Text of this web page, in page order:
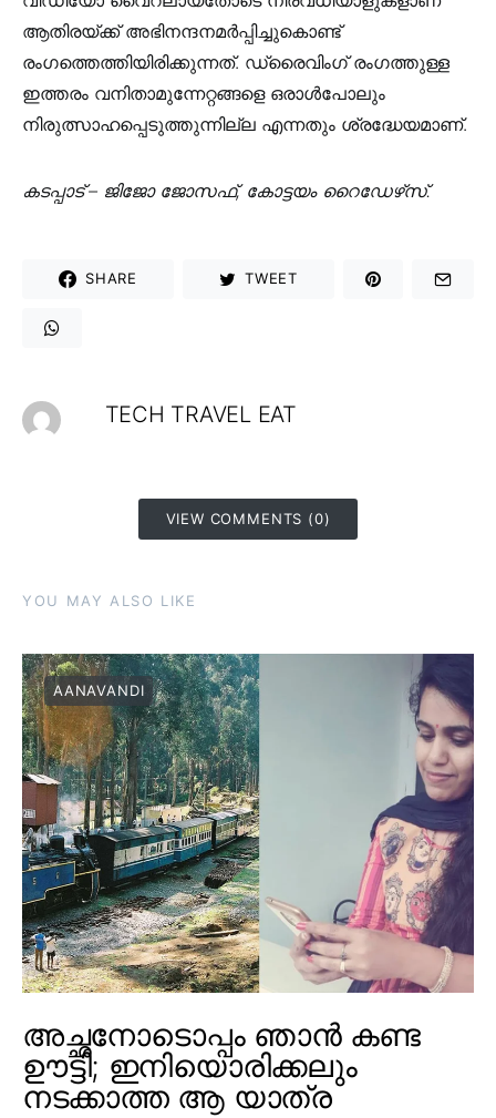
ആതിരയ്ക്ക് അഭിനന്ദനമർപ്പിച്ചുകൊണ്ട്
രംഗത്തെത്തിയിരിക്കുന്നത്. ഡ്രൈവിംഗ് രംഗത്തുള്ള
ഇത്തരം വനിതാമുന്നേറ്റങ്ങളെ ഒരാൾപോലും
നിരുത്സാഹപ്പെടുത്തുന്നില്ല എന്നതും ശ്രദ്ധേയമാണ്.
കടപ്പാട് – ജിജോ ജോസഫ്, കോട്ടയം റൈഡേഴ്‌സ്.
SHARE TWEET
TECH TRAVEL EAT
VIEW COMMENTS (0)
YOU MAY ALSO LIKE
AANAVANDI
അച്ഛനോടൊപ്പം ഞാൻ കണ്ട
ഊട്ടി; ഇനിയൊരിക്കലും
നടക്കാത്ത ആ യാത്ര